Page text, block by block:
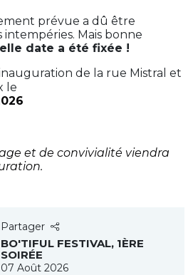
prévue a dû être
Mais bonne
date a été fixée !
de la rue Mistral et
le
et de convivialité viendra
Partager
BO'TIFUL FESTIVAL, 1ÈRE
SOIRÉE
07 Août 2026